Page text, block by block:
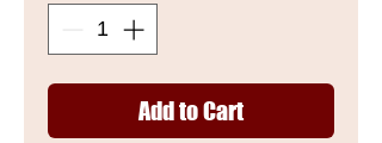
Add to Cart